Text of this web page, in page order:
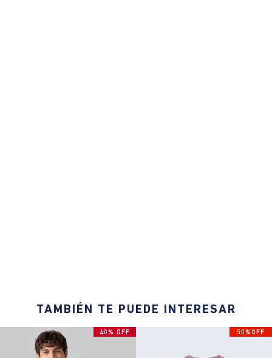
TAMBIÉN TE PUEDE INTERESAR
40% OFF 50%OFF